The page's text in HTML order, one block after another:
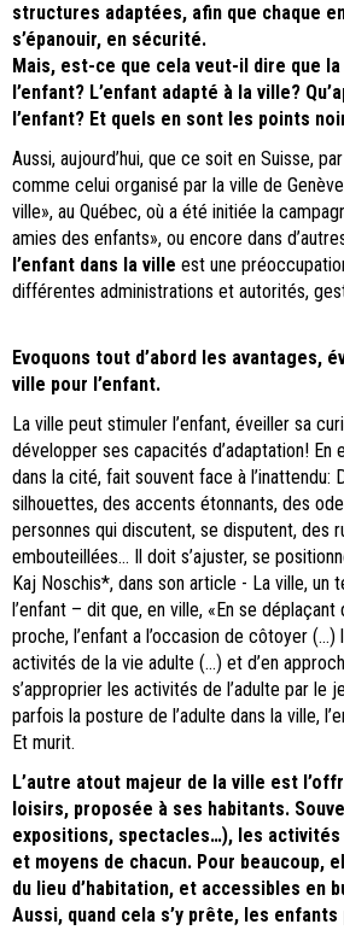
structures adaptées, afin que chaque
s’épanouir, en sécurité.
Mais, est-ce que cela veut-il dire que
l’enfant? L’enfant adapté à la ville?
l’enfant? Et quels en sont les points
Aussi, aujourd’hui, que ce soit en Suisse,
comme celui organisé par la ville de
ville», au Québec, où a été initiée la
amies des enfants», ou encore dans
l’enfant dans la ville est une
différentes administrations et autorités,
Evoquons tout d’abord les avantages,
ville pour l’enfant.
La ville peut stimuler l’enfant, éveiller sa
développer ses capacités d’adaptation! En
dans la cité, fait souvent face à l’inattendu:
silhouettes, des accents étonnants, des
personnes qui discutent, se disputent, des
embouteillées... Il doit s’ajuster, se
Kaj Noschis*, dans son article - La ville, un
l’enfant – dit que, en ville, «En se
proche, l’enfant a l’occasion de côtoyer
activités de la vie adulte (…) et d’en
s’approprier les activités de l’adulte par le
parfois la posture de l’adulte dans la ville,
Et murit.
L’autre atout majeur de la ville est
loisirs, proposée à ses habitants.
expositions, spectacles…), les activités
et moyens de chacun. Pour beaucoup,
du lieu d’habitation, et accessibles en
Aussi, quand cela s’y prête, les